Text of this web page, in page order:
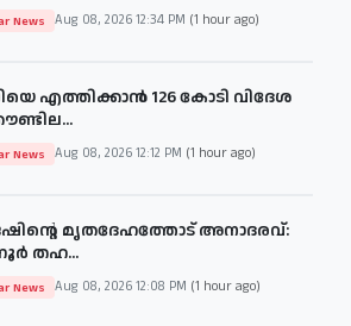
News Aug 08, 2026 12:34 PM (1 hour ago)
എത്തിക്കാന്‍ 126 കോടി വിദേശ
News Aug 08, 2026 12:12 PM (1 hour ago)
മൃതദേഹത്തോട് അനാദരവ്:
തഹ...
News Aug 08, 2026 12:08 PM (1 hour ago)